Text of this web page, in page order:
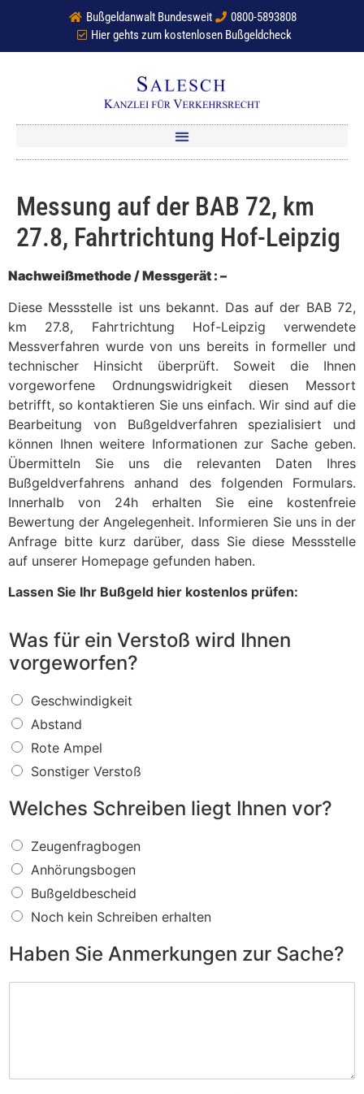
Bußgeldanwalt Bundesweit
0800-5893808
Hier gehts zum kostenlosen Bußgeldcheck
Messung auf der BAB 72, km
27.8, Fahrtrichtung Hof-Leipzig
Nachweißmethode / Messgerät : –
Diese Messstelle ist uns bekannt. Das auf der BAB 72,
km 27.8, Fahrtrichtung Hof-Leipzig verwendete
Messverfahren wurde von uns bereits in formeller und
technischer Hinsicht überprüft. Soweit die Ihnen
vorgeworfene Ordnungswidrigkeit diesen Messort
betrifft, so kontaktieren Sie uns einfach. Wir sind auf die
Bearbeitung von Bußgeldverfahren spezialisiert und
können Ihnen weitere Informationen zur Sache geben.
Übermitteln Sie uns die relevanten Daten Ihres
Bußgeldverfahrens anhand des folgenden Formulars.
Innerhalb von 24h erhalten Sie eine kostenfreie
Bewertung der Angelegenheit. Informieren Sie uns in der
Anfrage bitte kurz darüber, dass Sie diese Messstelle
auf unserer Homepage gefunden haben.
Lassen Sie Ihr Bußgeld hier kostenlos prüfen:
Was für ein Verstoß wird Ihnen
vorgeworfen?
W
a
s
f
ü
r
i
V
e
r
s
t
o
ß
w
Geschwindigkeit
Abstand
Rote Ampel
Sonstiger Verstoß
Welches Schreiben liegt Ihnen vor?
W
e
c
h
e
S
Zeugenfragbogen
Anhörungsbogen
Bußgeldbescheid
Noch kein Schreiben erhalten
Haben Sie Anmerkungen zur Sache?